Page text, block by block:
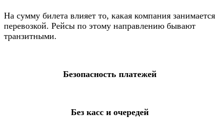
На сумму билета влияет то, какая компания занимается
перевозкой. Рейсы по этому направлению бывают
транзитными.
Безопасность платежей
Без касс и очередей